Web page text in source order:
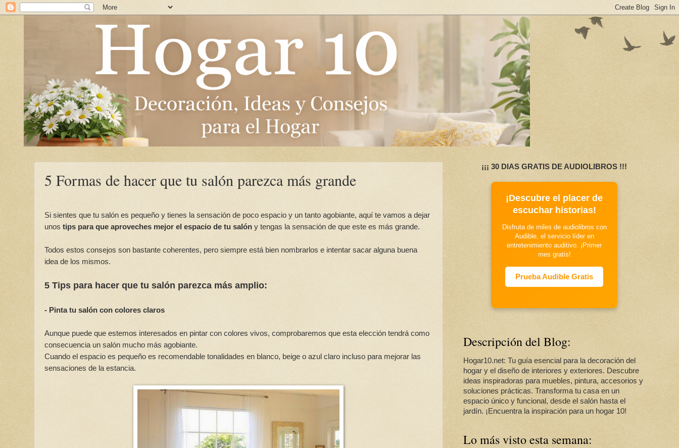
5 Formas de hacer que tu salón parezca más grande
Si sientes que tu salón es pequeño y tienes la sensación de poco espacio y un tanto agobiante, aquí te vamos a dejar
unos tips para que aproveches mejor el espacio de tu salón y tengas la sensación de que este es más grande.
Todos estos consejos son bastante coherentes, pero siempre está bien nombrarlos e intentar sacar alguna buena
idea de los mismos.
5 Tips para hacer que tu salón parezca más amplio:
- Pinta tu salón con colores claros
Aunque puede que estemos interesados en pintar con colores vivos, comprobaremos que esta elección tendrá como
consecuencia un salón mucho más agobiante.
Cuando el espacio es pequeño es recomendable tonalidades en blanco, beige o azul claro incluso para mejorar las
sensaciones de la estancia.
¡¡¡ 30 DIAS GRATIS DE AUDIOLIBROS !!!
¡Descubre el placer de
escuchar historias!
Disfruta de miles de audiolibros con
Audible, el servicio líder en
entretenimiento auditivo. ¡Primer
mes gratis!
Prueba Audible Gratis
Descripción del Blog:
Hogar10.net: Tu guía esencial para la decoración del
hogar y el diseño de interiores y exteriores. Descubre
ideas inspiradoras para muebles, pintura, accesorios y
soluciones prácticas. Transforma tu casa en un
espacio único y funcional, desde el salón hasta el
jardín. ¡Encuentra la inspiración para un hogar 10!
Lo más visto esta semana: